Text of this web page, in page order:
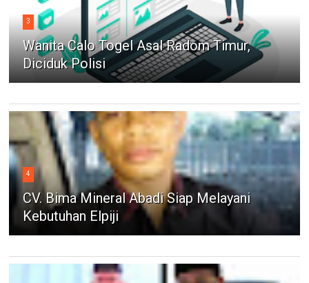
3
Wanita Calo Togel Asal Radom Timur,
Diciduk Polisi
4
CV. Bima Mineral Abadi Siap Melayani
Kebutuhan Elpiji